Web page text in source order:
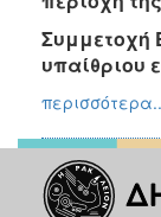
ΜΑΣ
ΠΟΛΙΤΙΣΜΟΣ
υπαίθριου